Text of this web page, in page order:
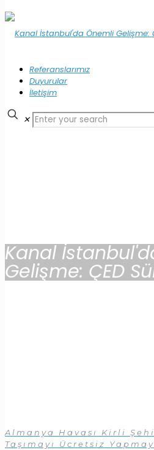
Referanslarımız
Duyurular
İletişim
✕
Kanal
Gelişme: ÇED
Almanya Havası Kirli
Taşımayı Ücretsiz